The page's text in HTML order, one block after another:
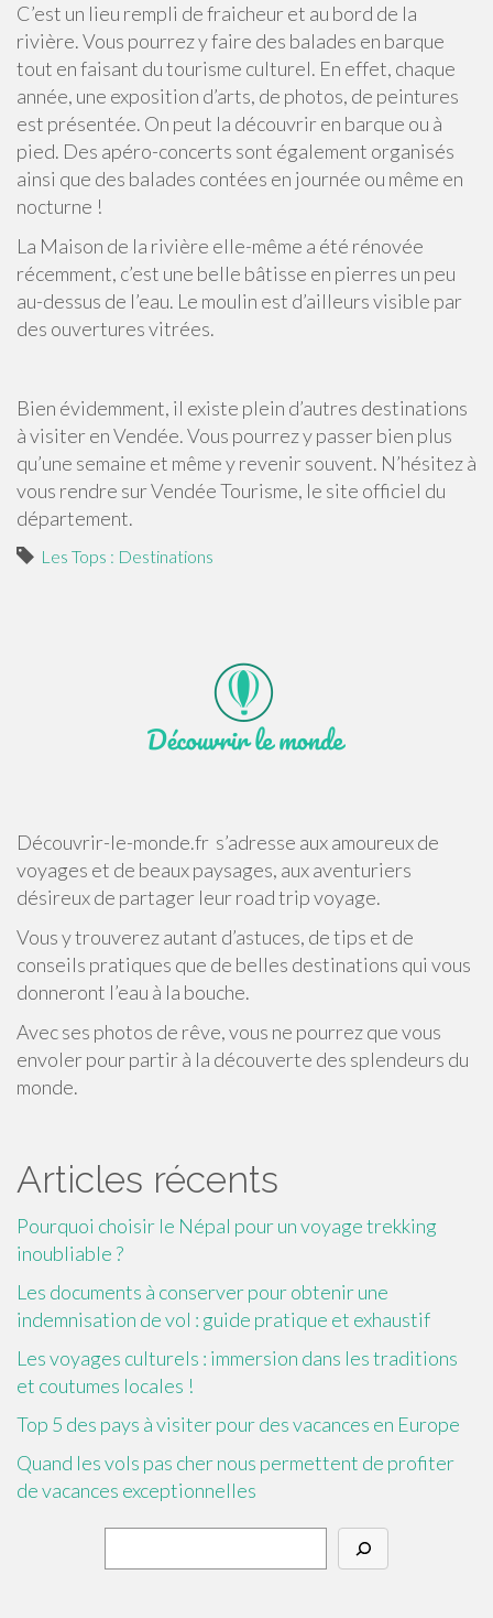
C’est un lieu rempli de fraicheur et au bord de la
rivière. Vous pourrez y faire des balades en barque
tout en faisant du tourisme culturel. En effet, chaque
année, une exposition d’arts, de photos, de peintures
est présentée. On peut la découvrir en barque ou à
pied. Des apéro-concerts sont également organisés
ainsi que des balades contées en journée ou même en
nocturne !
La Maison de la rivière elle-même a été rénovée
récemment, c’est une belle bâtisse en pierres un peu
au-dessus de l’eau. Le moulin est d’ailleurs visible par
des ouvertures vitrées.
Bien évidemment, il existe plein d’autres destinations
à visiter en Vendée. Vous pourrez y passer bien plus
qu’une semaine et même y revenir souvent. N’hésitez à
vous rendre sur Vendée Tourisme, le site officiel du
département.
Les Tops : Destinations
Découvrir-le-monde.fr s’adresse aux amoureux de
voyages et de beaux paysages, aux aventuriers
désireux de partager leur road trip voyage.
Vous y trouverez autant d’astuces, de tips et de
conseils pratiques que de belles destinations qui vous
donneront l’eau à la bouche.
Avec ses photos de rêve, vous ne pourrez que vous
envoler pour partir à la découverte des splendeurs du
monde.
Articles récents
Pourquoi choisir le Népal pour un voyage trekking
inoubliable ?
Les documents à conserver pour obtenir une
indemnisation de vol : guide pratique et exhaustif
Les voyages culturels : immersion dans les traditions
et coutumes locales !
Top 5 des pays à visiter pour des vacances en Europe
Quand les vols pas cher nous permettent de profiter
de vacances exceptionnelles